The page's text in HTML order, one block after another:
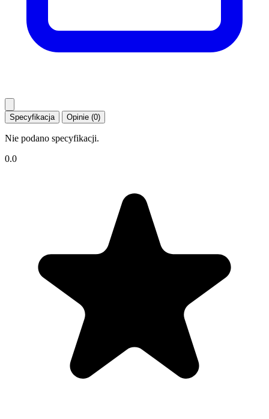
Specyfikacja Opinie (0)
Nie podano specyfikacji.
0.0